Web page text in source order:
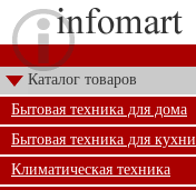
Каталог товаров
Бытовая техника для дома
Бытовая техника для кухни
Климатическая техника